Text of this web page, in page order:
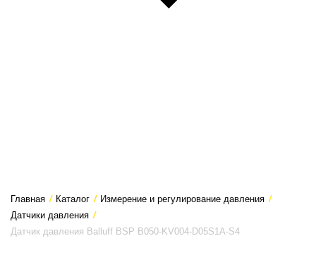
Главная / Каталог / Измерение и регулирование давления /
Датчики давления /
Датчик давления Balluff BSP B050-KV004-D05S1A-S4